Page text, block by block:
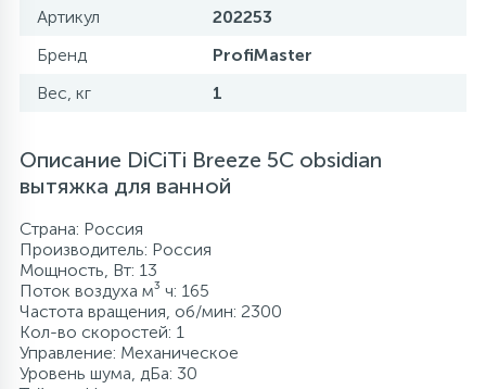
Артикул
202253
Бренд
ProfiMaster
Вес, кг
1
Описание DiCiTi Breeze 5C obsidian
вытяжка для ванной
Страна: Россия
Производитель: Россия
Мощность, Вт: 13
Поток воздуха м³ ч: 165
Частота вращения, об/мин: 2300
Кол-во скоростей: 1
Управление: Механическое
Уровень шума, дБа: 30